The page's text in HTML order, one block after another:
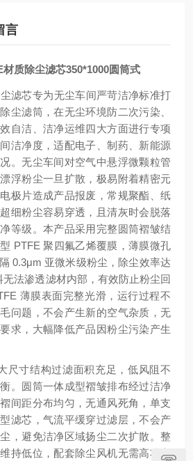
言
质除尘滤芯350*1000圆筒式
滤芯专为无尘车间严苛洁净标准打
尘滤筒，在无尘环境防二次污染、
自洁、洁净运维四大方面进行专项
洁净度，适配电子、制药、新能源
。无尘车间对空气中悬浮微颗粒管
浮粉尘一旦扩散，极易附着精密元
极片造成产品报废，常规聚酯、纸
细粉尘容易穿透，且清灰时会脱落
等级。本产品采用完整圆筒褶皱结
PTFE 聚四氟乙烯覆膜，薄膜微孔
0.3μm 亚微米级粉尘，除尘效率达
法渗透滤材内部，有效防止粉尘回
薄膜表面完整光滑，运行过程不
问题，不会产生新的空气杂质，无
求，大幅降低产品因粉尘污染产生
尺寸结构过滤面积充足，低风阻不
。圆筒一体成型褶皱排布经过洁净
间距分布均匀，无通风死角，单支
滤芯，气流平缓穿过滤层，不会产
，避免洁净区域扬尘二次扩散。整
持低位，配套除尘风机无需高功率